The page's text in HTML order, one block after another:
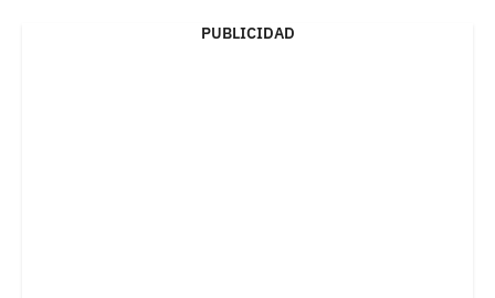
PUBLICIDAD